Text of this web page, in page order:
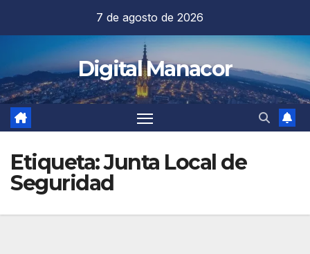
contenido
7 de agosto de 2026
Digital Manacor
Etiqueta:Junta Local de
Seguridad